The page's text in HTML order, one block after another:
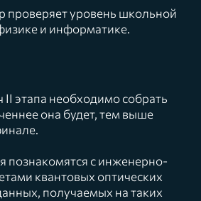
проверяет уровень школьной
и информатике.
этапа необходимо собрать
она будет, тем выше
познакомятся с инженерно-
квантовых оптических
получаемых на таких